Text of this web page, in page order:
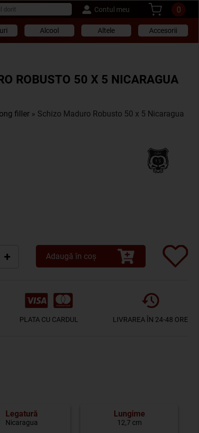
Contul meu 0
Alcool Altele Accesorii
ROBUSTO 50 X 5 NICARAGUA
filler » Schizo Maduro Robusto 50 x 5 Nicaragua
+ Adaugă în coș
PLATA CU CARDUL LIVRAREA ÎN 24-48 ORE
Legatură
Nicaragua
Lungime
12,7 cm